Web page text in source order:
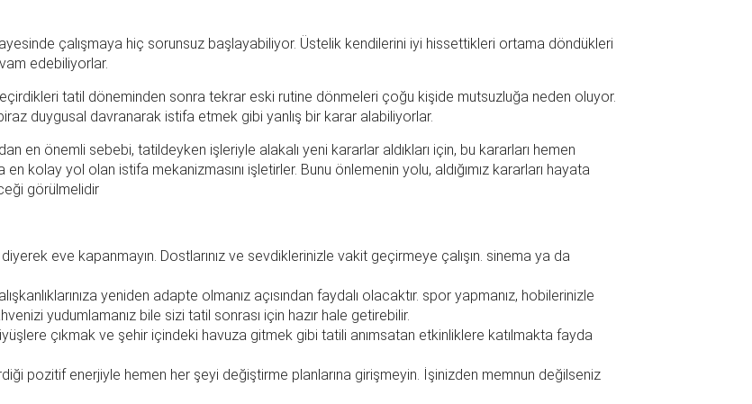
çalışmaya hiç sorunsuz başlayabiliyor. Üstelik kendilerini iyi hissettikleri ortama döndükleri
edebiliyorlar.
tatil döneminden sonra tekrar eski rutine dönmeleri çoğu kişide mutsuzluğa neden oluyor.
duygusal davranarak istifa etmek gibi yanlış bir karar alabiliyorlar.
en önemli sebebi, tatildeyken işleriyle alakalı yeni kararlar aldıkları için, bu kararları hemen
kolay yol olan istifa mekanizmasını işletirler. Bunu önlemenin yolu, aldığımız kararları hayata
görülmelidir
eve kapanmayın. Dostlarınız ve sevdiklerinizle vakit geçirmeye çalışın. sinema ya da
yeniden adapte olmanız açısından faydalı olacaktır. spor yapmanız, hobilerinizle
yudumlamanız bile sizi tatil sonrası için hazır hale getirebilir.
çıkmak ve şehir içindeki havuza gitmek gibi tatili anımsatan etkinliklere katılmakta fayda
pozitif enerjiyle hemen her şeyi değiştirme planlarına girişmeyin. İşinizden memnun değilseniz